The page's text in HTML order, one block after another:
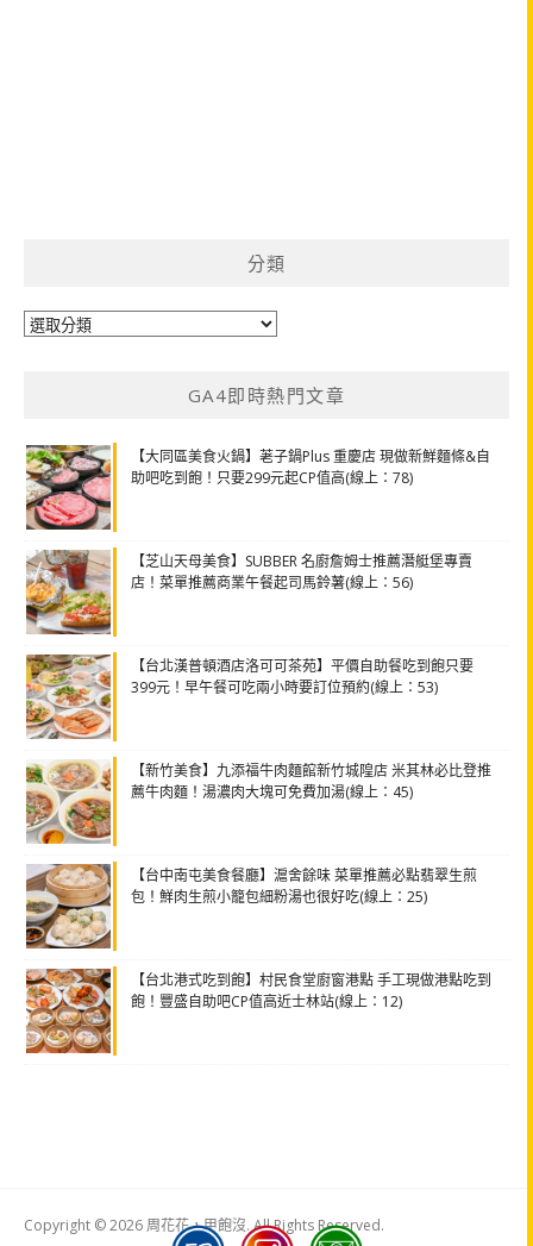
分類
分
GA4即時熱門文章
【大同區美食火鍋】荖子鍋Plus 重慶店 現做新鮮麵條&自
助吧吃到飽！只要299元起CP值高(線上：78)
【芝山天母美食】SUBBER 名廚詹姆士推薦潛艇堡專賣
店！菜單推薦商業午餐起司馬鈴薯(線上：56)
【台北漢普頓酒店洛可可茶苑】平價自助餐吃到飽只要
399元！早午餐可吃兩小時要訂位預約(線上：53)
【新竹美食】九添福牛肉麵館新竹城隍店 米其林必比登推
薦牛肉麵！湯濃肉大塊可免費加湯(線上：45)
【台中南屯美食餐廳】滬舍餘味 菜單推薦必點翡翠生煎
包！鮮肉生煎小籠包細粉湯也很好吃(線上：25)
【台北港式吃到飽】村民食堂廚窗港點 手工現做港點吃到
飽！豐盛自助吧CP值高近士林站(線上：12)
Copyright © 2026 周花花，甲飽沒. All Rights Reserved.